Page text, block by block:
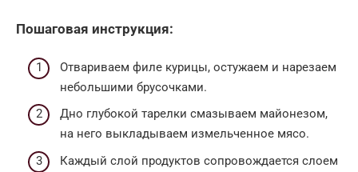
Пошаговая инструкция:
Отвариваем филе курицы, остужаем и нарезаем
небольшими брусочками.
Дно глубокой тарелки смазываем майонезом,
на него выкладываем измельченное мясо.
Каждый слой продуктов сопровождается слоем